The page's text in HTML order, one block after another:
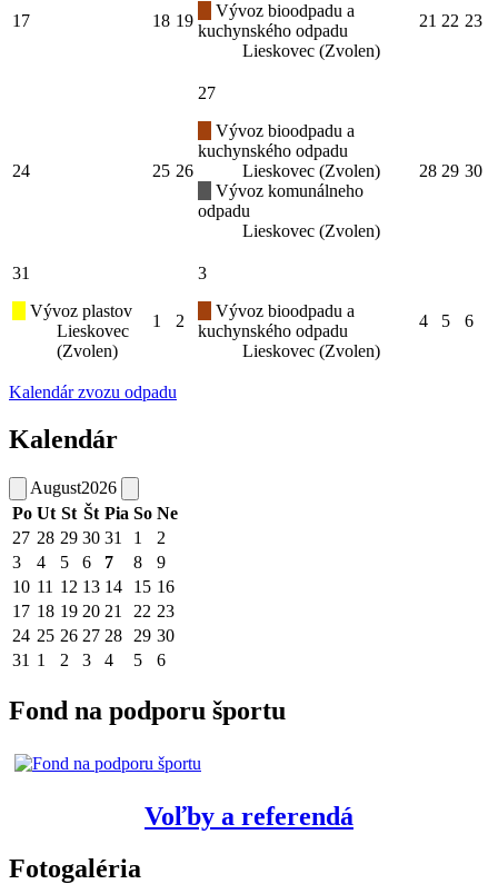
17 18 19
Vývoz bioodpadu a
kuchynského odpadu
Lieskovec (Zvolen)
21 22 23
24 25 26
27
Vývoz bioodpadu a
kuchynského odpadu
Lieskovec (Zvolen)
Vývoz komunálneho
odpadu
Lieskovec (Zvolen)
28 29 30
31
Vývoz plastov
Lieskovec
(Zvolen)
1 2
3
Vývoz bioodpadu a
kuchynského odpadu
Lieskovec (Zvolen)
4 5 6
Kalendár zvozu odpadu
Kalendár
August2026
Po Ut St Št Pia So Ne
27 28 29 30 31 1
2
3
4 5 6 7 8
9
10 11 12 13 14 15 16
17 18 19 20 21 22 23
24 25 26 27 28 29 30
31 1 2 3 4 5 6
Fond na podporu športu
Voľby a referendá
Fotogaléria